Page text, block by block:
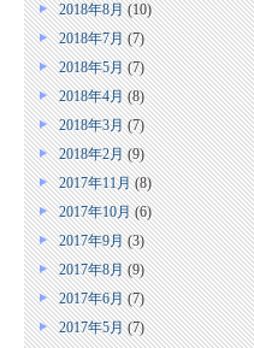
2018年8月(10)
2018年7月(7)
2018年5月(7)
2018年4月(8)
2018年3月(7)
2018年2月(9)
2017年11月(8)
2017年10月(6)
2017年9月(3)
2017年8月(9)
2017年6月(7)
2017年5月(7)